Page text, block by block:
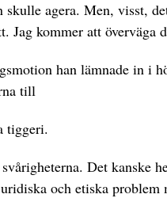
skulle agera. Men, visst,
Jag kommer att överväga
han lämnade in i
till
tiggeri.
Det kanske
och etiska